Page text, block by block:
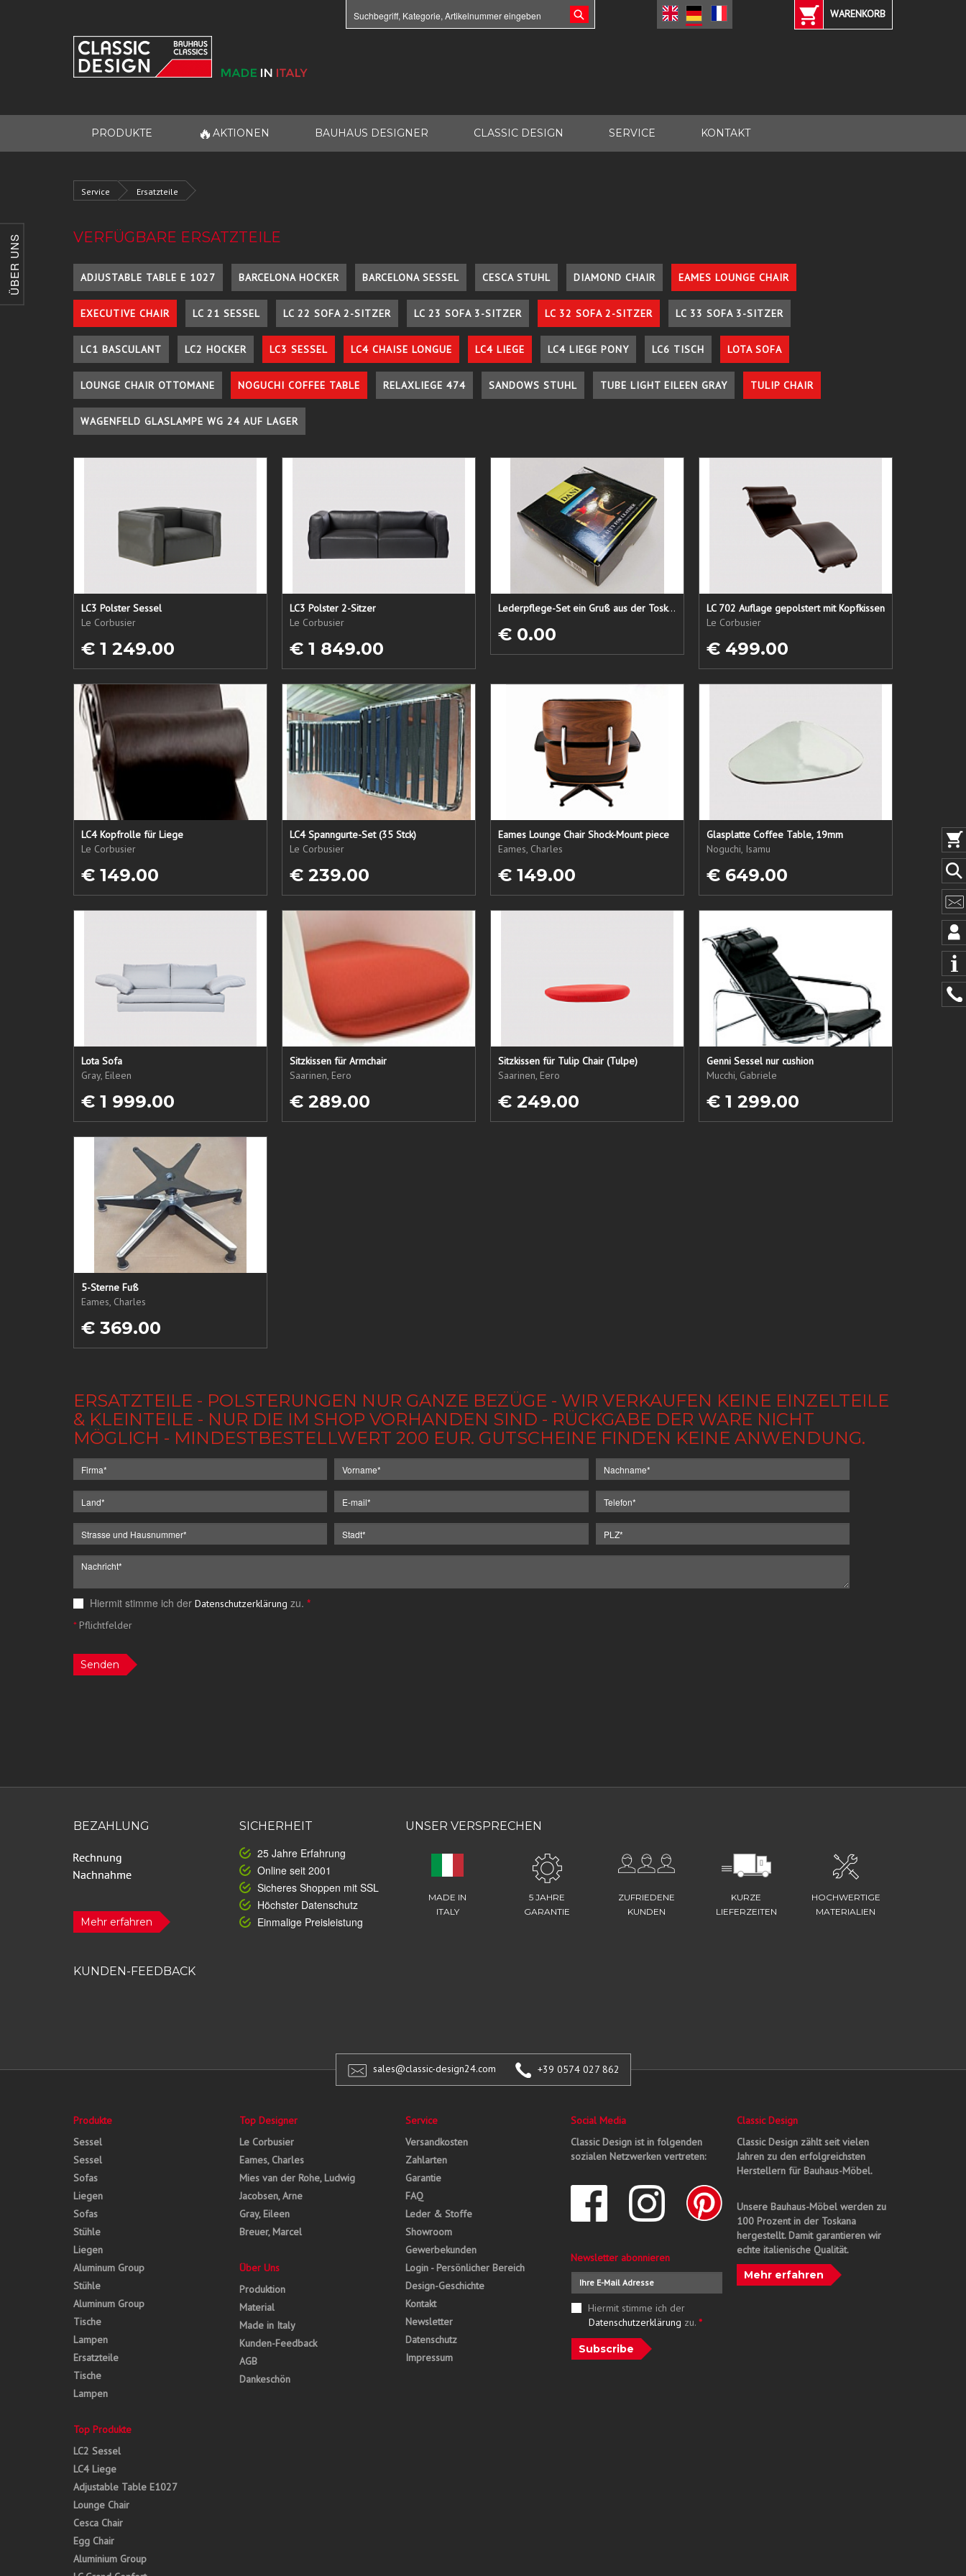
ÜBER UNS
WARENKORB
PRODUKTE 🔥 AKTIONEN BAUHAUS DESIGNER CLASSIC DESIGN SERVICE KONTAKT
Service Ersatzteile
VERFÜGBARE ERSATZTEILE
ADJUSTABLE TABLE E 1027 BARCELONA HOCKER BARCELONA SESSEL CESCA STUHL DIAMOND CHAIR EAMES LOUNGE CHAIR
EXECUTIVE CHAIR LC 21 SESSEL LC 22 SOFA 2-SITZER LC 23 SOFA 3-SITZER LC 32 SOFA 2-SITZER LC 33 SOFA 3-SITZER
LC1 BASCULANT LC2 HOCKER LC3 SESSEL LC4 CHAISE LONGUE LC4 LIEGE LC4 LIEGE PONY LC6 TISCH LOTA SOFA
LOUNGE CHAIR OTTOMANE NOGUCHI COFFEE TABLE RELAXLIEGE 474 SANDOWS STUHL TUBE LIGHT EILEEN GRAY TULIP CHAIR
WAGENFELD GLASLAMPE WG 24 AUF LAGER
LC3 Polster Sessel
Le Corbusier
€ 1 249.00
LC3 Polster 2-Sitzer
Le Corbusier
€ 1 849.00
Lederpflege-Set ein Gruß aus der Toskana...
€ 0.00
LC 702 Auflage gepolstert mit Kopfkissen
Le Corbusier
€ 499.00
LC4 Kopfrolle für Liege
Le Corbusier
€ 149.00
LC4 Spanngurte-Set (35 Stck)
Le Corbusier
€ 239.00
Eames Lounge Chair Shock-Mount piece
Eames, Charles
€ 149.00
Glasplatte Coffee Table, 19mm
Noguchi, Isamu
€ 649.00
Lota Sofa
Gray, Eileen
€ 1 999.00
Sitzkissen für Armchair
Saarinen, Eero
€ 289.00
Sitzkissen für Tulip Chair (Tulpe)
Saarinen, Eero
€ 249.00
Genni Sessel nur cushion
Mucchi, Gabriele
€ 1 299.00
5-Sterne Fuß
Eames, Charles
€ 369.00
ERSATZTEILE - POLSTERUNGEN NUR GANZE BEZÜGE - WIR VERKAUFEN KEINE EINZELTEILE
& KLEINTEILE - NUR DIE IM SHOP VORHANDEN SIND - RÜCKGABE DER WARE NICHT
MÖGLICH - MINDESTBESTELLWERT 200 EUR. GUTSCHEINE FINDEN KEINE ANWENDUNG.
Hiermit stimme ich der Datenschutzerklärung zu. *
*Pflichtfelder
Senden
BEZAHLUNG
Mehr erfahren
SICHERHEIT
25 Jahre Erfahrung
Online seit 2001
Sicheres Shoppen mit SSL
Höchster Datenschutz
Einmalige Preisleistung
UNSER VERSPRECHEN
MADE IN
ITALY
5 JAHRE
GARANTIE
ZUFRIEDENE
KUNDEN
KURZE
LIEFERZEITEN
HOCHWERTIGE
MATERIALIEN
KUNDEN-FEEDBACK
sales@classic-design24.com +39 0574 027 862
Produkte
Sessel
Sessel
Sofas
Liegen
Sofas
Stühle
Liegen
Aluminum Group
Stühle
Aluminum Group
Tische
Lampen
Ersatzteile
Tische
Lampen
Top Produkte
LC2 Sessel
LC4 Liege
Adjustable Table E1027
Lounge Chair
Cesca Chair
Egg Chair
Aluminium Group
Top Designer
Le Corbusier
Eames, Charles
Mies van der Rohe, Ludwig
Jacobsen, Arne
Gray, Eileen
Breuer, Marcel
Über Uns
Produktion
Material
Made in Italy
Kunden-Feedback
AGB
Dankeschön
Service
Versandkosten
Zahlarten
Garantie
FAQ
Leder & Stoffe
Showroom
Gewerbekunden
Login - Persönlicher Bereich
Design-Geschichte
Kontakt
Newsletter
Datenschutz
Impressum
Social Media
Classic Design ist in folgenden
sozialen Netzwerken vertreten:
Newsletter abonnieren
Hiermit stimme ich der
Datenschutzerklärung zu. *
Subscribe
Classic Design
Classic Design zählt seit vielen
Jahren zu den erfolgreichsten
Herstellern für Bauhaus-Möbel.
Unsere Bauhaus-Möbel werden zu
100 Prozent in der Toskana
hergestellt. Damit garantieren wir
echte italienische Qualität.
Mehr erfahren